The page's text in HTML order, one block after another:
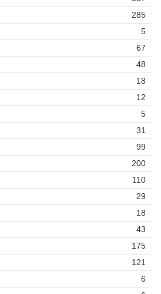
285
5
67
48
18
12
5
31
99
200
110
29
18
43
175
121
6